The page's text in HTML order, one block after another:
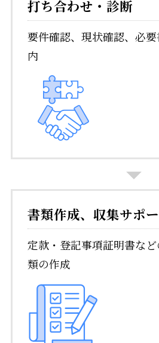
打ち合わせ ・診断
要件確認、現状確認、必
内
書類作成、収集サポ
定款・登記事項証明書な
類の作成